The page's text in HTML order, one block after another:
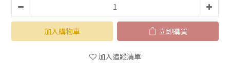
加入購物車 立即購買
加入追蹤清單